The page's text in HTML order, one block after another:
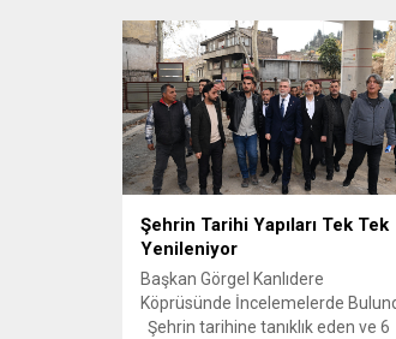
Cumhurbaşkanımız ve
Cumhurbaşkanlığı Kabinesi
görevinin başındadır. Cumhur
İttifakı’nın ortak iradesi seçimlerin
zamanında yapılması yönündedir
ve bu irade kesindir dedi.
Şehrin Tarihi Yapıları Tek Tek
Yenileniyor
Başkan Görgel Kanlıdere
Köprüsünde İncelemelerde
Şehrin tarihine tanıklık eden ve 6